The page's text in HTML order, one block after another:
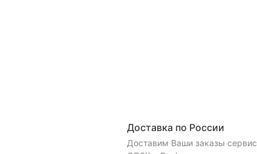
Доставка по России
Доставим Ваши заказы